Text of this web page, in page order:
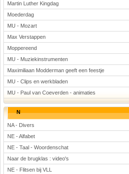
Martin Luther Kingdag
Moederdag
MU - Mozart
Max Verstappen
Moppereend
MU - Muziekinstrumenten
Maximiliaan Modderman geeft een feestje
MU - Clips en werkbladen
MU - Paul van Coeverden - animaties
N
NA - Divers
NE - Alfabet
NE - Taal - Woordenschat
Naar de brugklas : video's
NE - Flitsen bij VLL